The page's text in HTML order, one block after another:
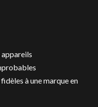
à une marque en